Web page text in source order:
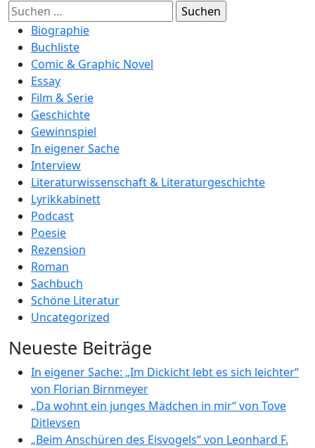
Suchen
nach:Biographie
Buchliste
Comic & Graphic Novel
Essay
Film & Serie
Geschichte
Gewinnspiel
In eigener Sache
Interview
Literaturwissenschaft & Literaturgeschichte
Lyrikkabinett
Podcast
Poesie
Rezension
Roman
Sachbuch
Schöne Literatur
Uncategorized
Neueste Beiträge
In eigener Sache: „Im Dickicht lebt es sich leichter“
von Florian Birnmeyer
„Da wohnt ein junges Mädchen in mir“ von Tove
Ditlevsen
„Beim Anschüren des Eisvogels“ von Leonhard F.